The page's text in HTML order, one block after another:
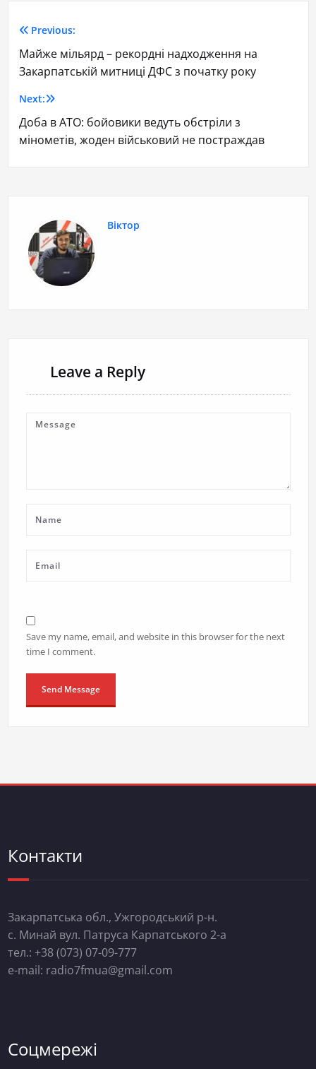
Previous:
Майже мільярд – рекордні надходження на
Закарпатській митниці ДФС з початку року
Next:
Доба в АТО: бойовики ведуть обстріли з
мінометів, жоден військовий не постраждав
Віктор
Leave a Reply
Save my name, email, and website in this browser for the next
time I comment.
Контакти
Закарпатська обл., Ужгородський р-н.
с. Минай вул. Патруса Карпатського 2-а
тел.: +38 (073) 07-09-777
e-mail: radio7fmua@gmail.com
Соцмережі